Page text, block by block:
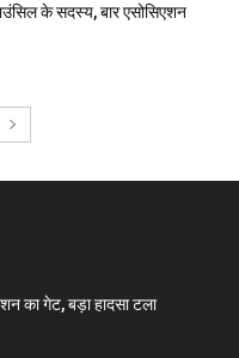
के सदस्य, बार एसोसिएशन
का गेट, बड़ा हादसा टला